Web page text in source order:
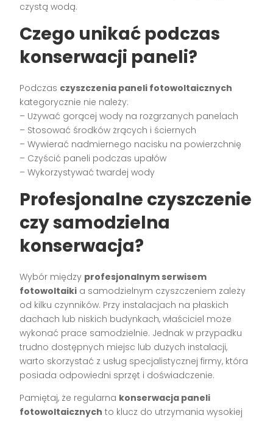
czystą wodą.
Czego unikać podczas
konserwacji paneli?
Podczas czyszczenia paneli fotowoltaicznych
kategorycznie nie należy:
– Używać gorącej wody na rozgrzanych panelach
– Stosować środków żrących i ściernych
– Wywierać nadmiernego nacisku na powierzchnię
– Czyścić paneli podczas upałów
– Wykorzystywać twardej wody
Profesjonalne czyszczenie
czy samodzielna
konserwacja?
Wybór między profesjonalnym serwisem
fotowoltaiki a samodzielnym czyszczeniem zależy
od kilku czynników. Przy instalacjach na płaskich
dachach lub niskich budynkach, właściciel może
wykonać prace samodzielnie. Jednak w przypadku
trudno dostępnych miejsc lub dużych instalacji,
warto skorzystać z usług specjalistycznej firmy, która
posiada odpowiedni sprzęt i doświadczenie.
Pamiętaj, że regularna konserwacja paneli
fotowoltaicznych to klucz do utrzymania wysokiej